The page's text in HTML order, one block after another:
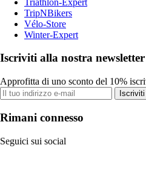
TripNBikers
Vélo-Store
Winter-Expert
Iscriviti alla nostra newsletter
Approfitta di uno sconto del 10%
Iscriviti
Rimani connesso
Seguici sui social